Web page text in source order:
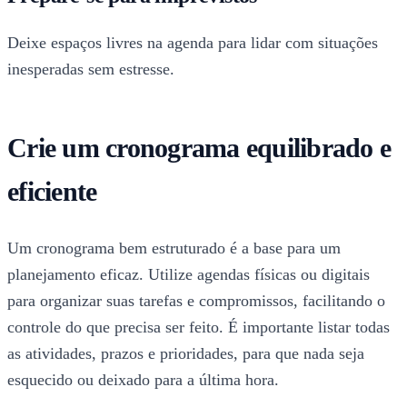
Deixe espaços livres na agenda para lidar com situações
inesperadas sem estresse.
Crie um cronograma equilibrado e
eficiente
Um cronograma bem estruturado é a base para um
planejamento eficaz. Utilize agendas físicas ou digitais
para organizar suas tarefas e compromissos, facilitando o
controle do que precisa ser feito. É importante listar todas
as atividades, prazos e prioridades, para que nada seja
esquecido ou deixado para a última hora.